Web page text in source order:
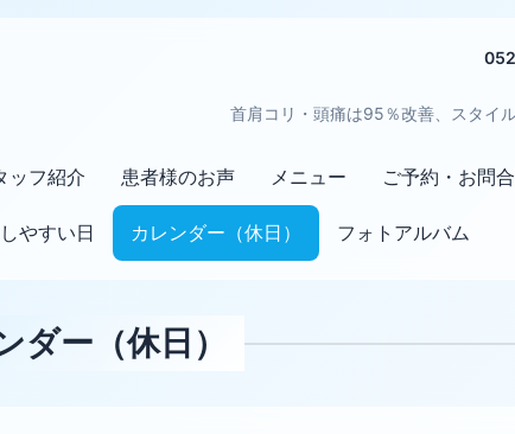
首肩コリ・頭痛は95％改善、スタイ
ッフ紹介 患者様のお声 メニュー ご予約・お問
やすい日 カレンダー（休日） フォトアルバム
ダー（休日）